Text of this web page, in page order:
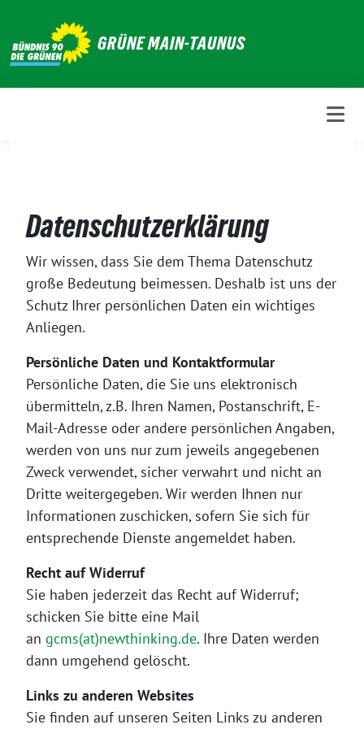
Inhalt
GRÜNE MAIN-TAUNUS
Datenschutzerklärung
Wir wissen, dass Sie dem Thema Datenschutz
große Bedeutung beimessen. Deshalb ist uns der
Schutz Ihrer persönlichen Daten ein wichtiges
Anliegen.
Persönliche Daten und Kontaktformular
Persönliche Daten, die Sie uns elektronisch
übermitteln, z.B. Ihren Namen, Postanschrift, E-
Mail-Adresse oder andere persönlichen Angaben,
werden von uns nur zum jeweils angegebenen
Zweck verwendet, sicher verwahrt und nicht an
Dritte weitergegeben. Wir werden Ihnen nur
Informationen zuschicken, sofern Sie sich für
entsprechende Dienste angemeldet haben.
Recht auf Widerruf
Sie haben jederzeit das Recht auf Widerruf;
schicken Sie bitte eine Mail
an gcms(at)newthinking.de. Ihre Daten werden
dann umgehend gelöscht.
Links zu anderen Websites
Sie finden auf unseren Seiten Links zu anderen